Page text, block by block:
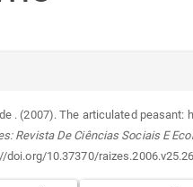
. (2007). The articulated peasant:
Revista De Ciências Sociais E
doi.org/10.37370/